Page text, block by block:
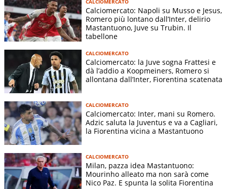
CALCIOMERCATO
Calciomercato: Napoli su Musso e Jesus,
Romero più lontano dall’Inter, delirio
Mastantuono, Juve su Trubin. Il
tabellone
CALCIOMERCATO
Calciomercato: la Juve sogna Frattesi e
dà l’addio a Koopmeiners, Romero si
allontana dall’Inter, Fiorentina scatenata
CALCIOMERCATO
Calciomercato: Inter, mani su Romero.
Adzic saluta la Juventus e va a Cagliari,
la Fiorentina vicina a Mastantuono
CALCIOMERCATO
Milan, pazza idea Mastantuono:
Mourinho alleato ma non sarà come
Nico Paz. E spunta la solita Fiorentina